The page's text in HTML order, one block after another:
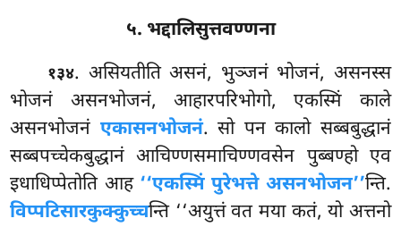
५. भद्दालिसुत्तवण्णना
१३४. असियतीतिअसनं, भुञ्जनं भोजनं, असनस्स
भोजनं असनभोजनं, आहारपरिभोगो, एकस्मिं काले
असनभोजनं एकासनभोजनं. सो पन कालो सब्बबुद्धानं
सब्बपच्चेकबुद्धानं आचिण्णसमाचिण्णवसेन पुब्बण्हो एव
इधाधिप्पेतोति आह ‘‘एकस्मिं पुरेभत्ते असनभोजन’’न्ति.
विप्पटिसारकुक्कुच्चन्ति ‘‘अयुत्तं वत मया कतं, यो अत्तनो